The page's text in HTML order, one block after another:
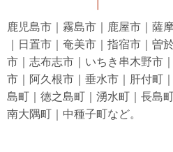
鹿児島市｜霧島市｜鹿屋市｜薩
｜日置市｜奄美市｜指宿市｜曽
市｜志布志市｜いちき串木野市
市｜阿久根市｜垂水市｜肝付町
島町｜徳之島町｜湧水町｜長島
南大隅町｜中種子町など。